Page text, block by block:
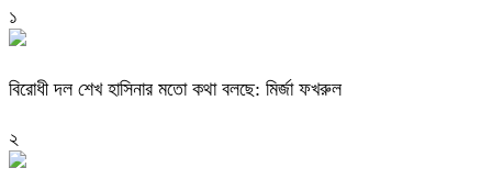
১
বিরোধী দল শেখ হাসিনার মতো কথা বলছে: মির্জা ফখরুল
২